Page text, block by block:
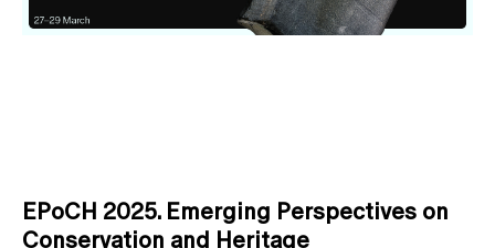
EPoCH 2025. Emerging Perspectives on
Conservation and Heritage